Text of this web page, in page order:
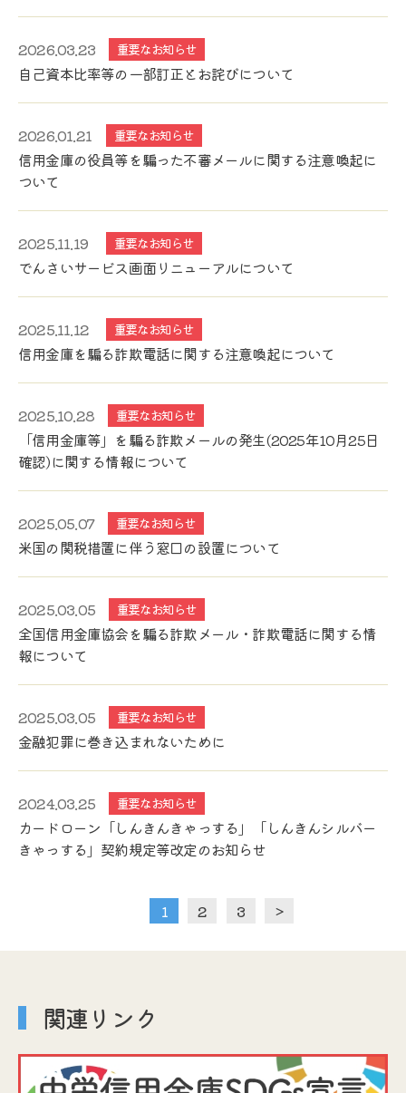
2026.03.23 重要なお知らせ
自己資本比率等の一部訂正とお詫びについて
2026.01.21 重要なお知らせ
信用金庫の役員等を騙った不審メールに関する注意喚起に
ついて
2025.11.19 重要なお知らせ
でんさいサービス画面リニューアルについて
2025.11.12 重要なお知らせ
信用金庫を騙る詐欺電話に関する注意喚起について
2025.10.28 重要なお知らせ
「信用金庫等」を騙る詐欺メールの発生(2025年10月25日
確認)に関する情報について
2025.05.07 重要なお知らせ
米国の関税措置に伴う窓口の設置について
2025.03.05 重要なお知らせ
全国信用金庫協会を騙る詐欺メール・詐欺電話に関する情
報について
2025.03.05 重要なお知らせ
金融犯罪に巻き込まれないために
2024.03.25 重要なお知らせ
カードローン「しんきんきゃっする」「しんきんシルバー
きゃっする」契約規定等改定のお知らせ
投
シ
1 2 3 >
関連リンク